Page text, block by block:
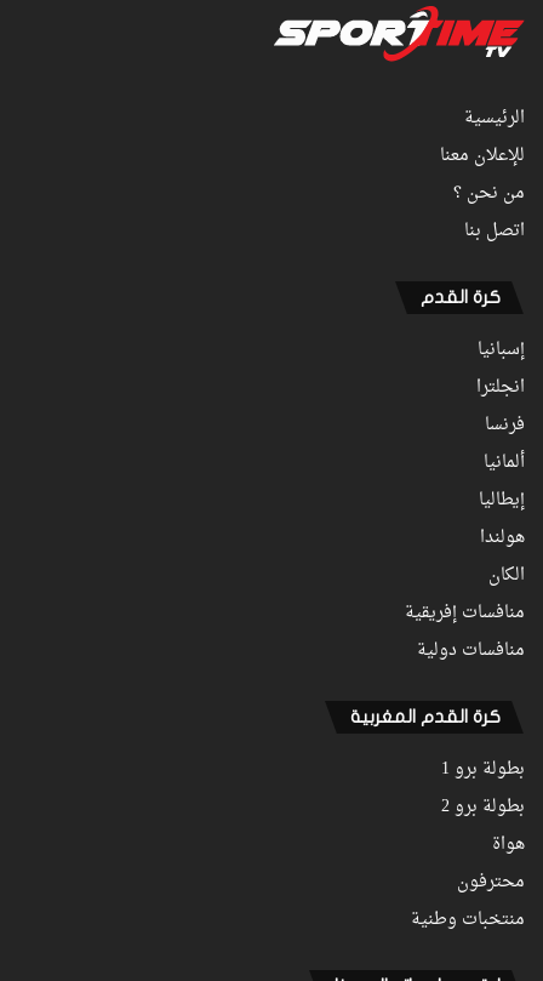
الرئيسية
للإعلان معنا
من نحن ؟
اتصل بنا
كرة القدم
إسبانيا
انجلترا
فرنسا
ألمانيا
إيطاليا
هولندا
الكان
منافسات إفريقية
منافسات دولية
كرة القدم المغربية
بطولة برو 1
بطولة برو 2
هواة
محترفون
منتخبات وطنية